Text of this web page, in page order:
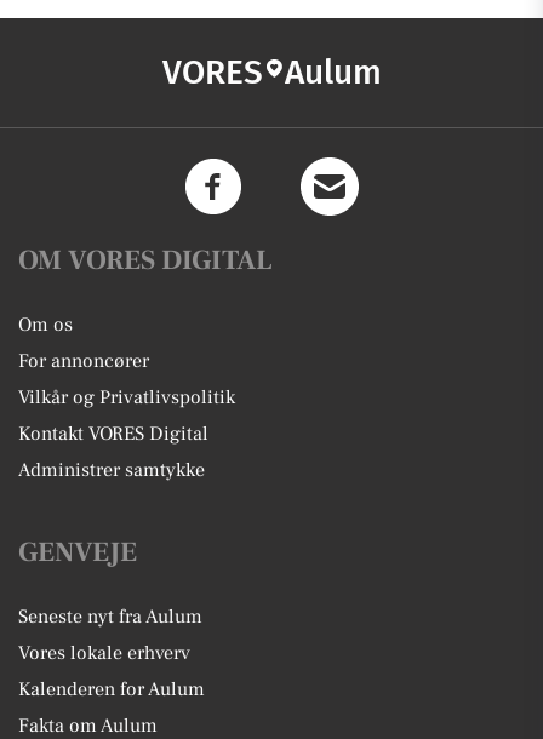
VORES Aulum
OM VORES DIGITAL
Om os
For annoncører
Vilkår og Privatlivspolitik
Kontakt VORES Digital
Administrer samtykke
GENVEJE
Seneste nyt fra Aulum
Vores lokale erhverv
Kalenderen for Aulum
Fakta om Aulum